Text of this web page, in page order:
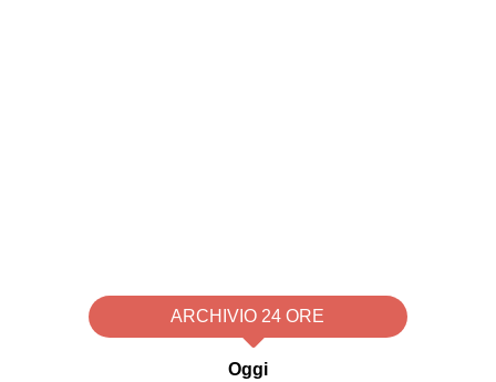
ARCHIVIO 24 ORE
Oggi